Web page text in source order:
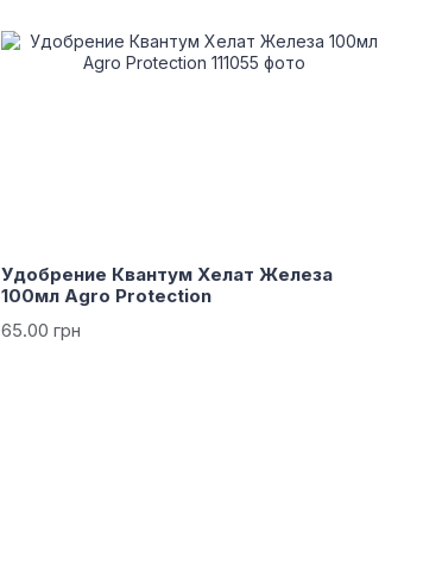
Удобрение Квантум Хелат Железа
100мл Agro Protection
65.00 грн